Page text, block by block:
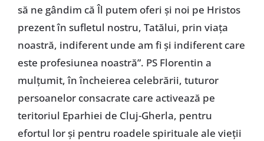
să ne gândim că Îl putem oferi şi noi pe Hristos
prezent în sufletul nostru, Tatălui, prin viaţa
noastră, indiferent unde am fi şi indiferent care
este profesiunea noastră”. PS Florentin a
mulţumit, în încheierea celebrării, tuturor
persoanelor consacrate care activează pe
teritoriul Eparhiei de Cluj-Gherla, pentru
efortul lor şi pentru roadele spirituale ale vieţii